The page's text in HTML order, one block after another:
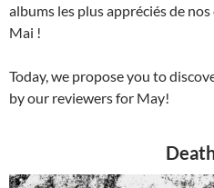
albums les plus appréciés de
Mai !
Today, we propose you to
by our reviewers for May!